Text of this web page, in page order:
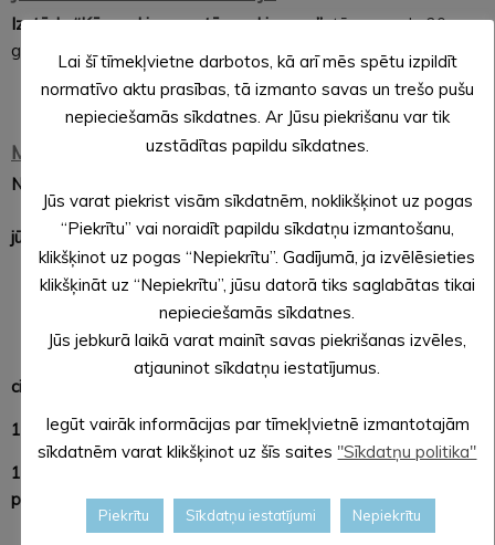
Izstāde “Kā smuki esam, tā smuki esam”-tērpu mode 20.
gadsimtā
Muižas parka teritorijā
No 11.00
pieteikšanāsvalda.zeltina@aluksne.lvlīdz 22.
jūlijam
# Malēniešu Goda grāmatas rakstīšana
# Greizo spoguļu pasaule
# Malēniešu riktes ķēķī
# Malēniešu svēršana, līdzsvara pārbaude un
citādas izdarības
16.00 Labdarības bumbu ķeršana malēniešu gaumē
13.00 Novadnieku dzeja, pašmāju dzejdaru daiļās runas
pikniks “Smuka izrunāšanās”
Lai šī tīmekļvietne darbotos, kā arī mēs spētu izpildīt
normatīvo aktu prasības, tā izmanto savas un trešo pušu
nepieciešamās sīkdatnes. Ar Jūsu piekrišanu var tik
uzstādītas papildu sīkdatnes.
Jūs varat piekrist visām sīkdatnēm, noklikšķinot uz pogas
“Piekrītu” vai noraidīt papildu sīkdatņu izmantošanu,
klikšķinot uz pogas “Nepiekrītu”. Gadījumā, ja izvēlēsieties
klikšķināt uz “Nepiekrītu”, jūsu datorā tiks saglabātas tikai
nepieciešamās sīkdatnes.
Jūs jebkurā laikā varat mainīt savas piekrišanas izvēles,
atjauninot sīkdatņu iestatījumus.
Iegūt vairāk informācijas par tīmekļvietnē izmantotajām
sīkdatnēm varat klikšķinot uz šīs saites "Sīkdatņu politika"
Piekrītu Sīkdatņu iestatījumi Nepiekrītu